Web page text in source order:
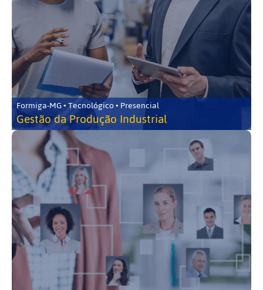
Formiga-MG • Tecnológico • Presencial
Gestão da Produção Industrial